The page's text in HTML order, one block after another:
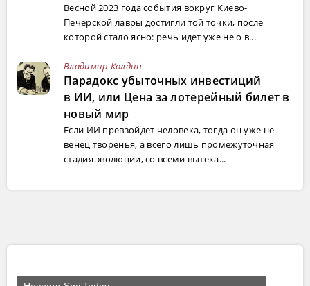
Весной 2023 года события вокруг Киево-
Печерской лавры достигли той точки, после
которой стало ясно: речь идет уже не о в...
Владимир Колдин
Парадокс убыточных инвестиций
в ИИ, или Цена за лотерейный билет в
новый мир
Если ИИ превзойдет человека, тогда он уже не
венец творенья, а всего лишь промежуточная
стадия эволюции, со всеми вытека...